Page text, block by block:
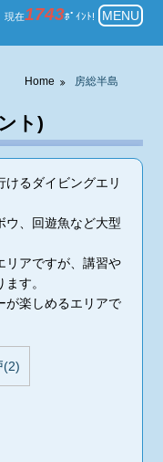
ダイビングの
現在1743ﾎﾟｲﾝﾄ! MENU
Home 房総半島
ト)
るダイビングエリ
ウ、回遊魚など大型
リアですが、講習や
す。
が楽しめるエリアで
(2)